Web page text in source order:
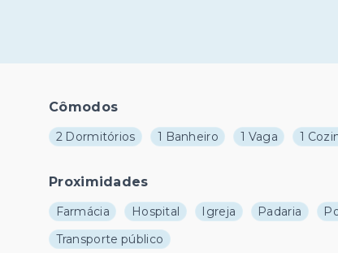
Cômodos
2 Dormitórios 1 Banheiro 1 Vaga 1
Proximidades
Farmácia Hospital Igreja Padaria
Transporte público